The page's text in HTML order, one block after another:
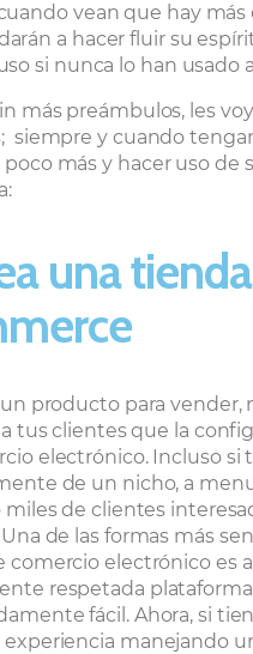
vean que hay más
a hacer fluir su
si nunca lo han usado
más preámbulos, les
siempre y cuando
más y hacer uso de
una
producto para vender,
tus clientes que la
electrónico. Incluso si
de un nicho, a
de clientes
de las formas más
comercio electrónico es
respetada plataforma
fácil. Ahora, si
manejando